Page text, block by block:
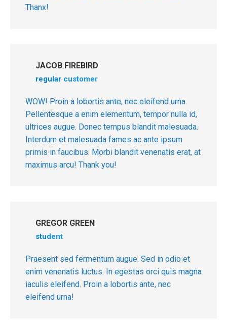
Thanx!
JACOB FIREBIRD
regular customer
WOW! Proin a lobortis ante, nec eleifend urna.
Pellentesque a enim elementum, tempor nulla id,
ultrices augue. Donec tempus blandit malesuada.
Interdum et malesuada fames ac ante ipsum
primis in faucibus. Morbi blandit venenatis erat, at
maximus arcu! Thank you!
GREGOR GREEN
student
Praesent sed fermentum augue. Sed in odio et
enim venenatis luctus. In egestas orci quis magna
iaculis eleifend. Proin a lobortis ante, nec
eleifend urna!